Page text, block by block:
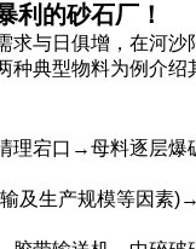
利的砂石厂！
日俱增，在河沙
典型物料为例介绍
宕口→母料逐层
输及生产规模等因